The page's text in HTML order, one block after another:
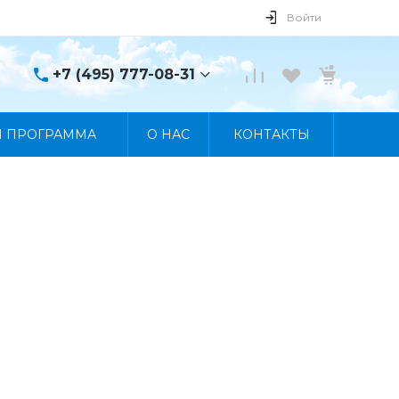
Войти
+7 (495) 777-08-31
+7 (495) 777-08-31
ПРОГРАММА О НАС КОНТАКТЫ